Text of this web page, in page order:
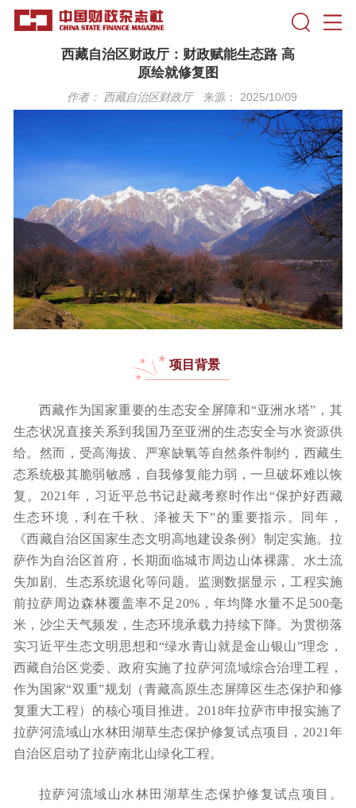
西藏自治区财政厅：财政赋能生态路 高
原绘就修复图
作者： 西藏自治区财政厅 来源： 2025/10/09
项目背景
西藏作为国家重要的生态安全屏障和“亚洲水塔”，其
生态状况直接关系到我国乃至亚洲的生态安全与水资源供
给。然而，受高海拔、严寒缺氧等自然条件制约，西藏生
态系统极其脆弱敏感，自我修复能力弱，一旦破坏难以恢
复。2021年，习近平总书记赴藏考察时作出“保护好西藏
生态环境，利在千秋、泽被天下”的重要指示。同年，
《西藏自治区国家生态文明高地建设条例》制定实施。拉
萨作为自治区首府，长期面临城市周边山体裸露、水土流
失加剧、生态系统退化等问题。监测数据显示，工程实施
前拉萨周边森林覆盖率不足20%，年均降水量不足500毫
米，沙尘天气频发，生态环境承载力持续下降。为贯彻落
实习近平生态文明思想和“绿水青山就是金山银山”理念，
西藏自治区党委、政府实施了拉萨河流域综合治理工程，
作为国家“双重”规划（青藏高原生态屏障区生态保护和修
复重大工程）的核心项目推进。2018年拉萨市申报实施了
拉萨河流域山水林田湖草生态保护修复试点项目，2021年
自治区启动了拉萨南北山绿化工程。
拉萨河流域山水林田湖草生态保护修复试点项目。